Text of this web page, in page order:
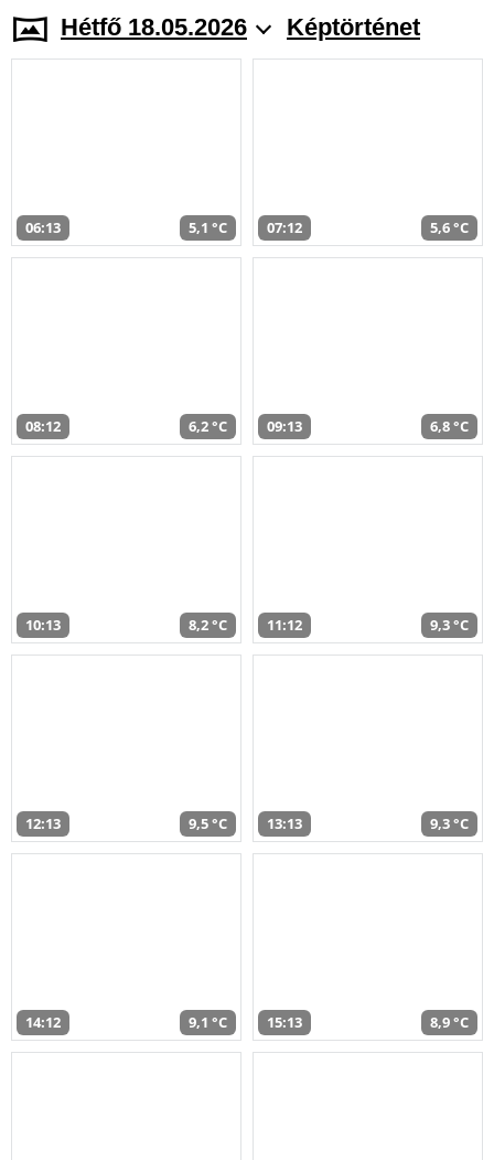
Hétfő 18.05.2026 Képtörténet
06:13 5,1 °C 07:12 5,6 °C
08:12 6,2 °C 09:13 6,8 °C
10:13 8,2 °C 11:12 9,3 °C
12:13 9,5 °C 13:13 9,3 °C
14:12 9,1 °C 15:13 8,9 °C